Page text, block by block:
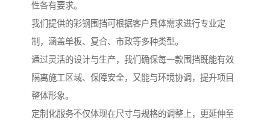
性各有要求。
我们提供的彩钢围挡可根据客户具体需求进行专业定
制，涵盖单板、复合、市政等多种类型。
通过灵活的设计与生产，我们确保每一款围挡既能有效
隔离施工区域、保障安全，又能与环境协调，提升项目
整体形象。
定制化服务不仅体现在尺寸与规格的调整上，更延伸至